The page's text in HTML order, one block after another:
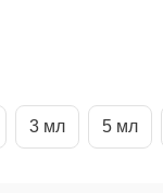
3 мл 5 мл